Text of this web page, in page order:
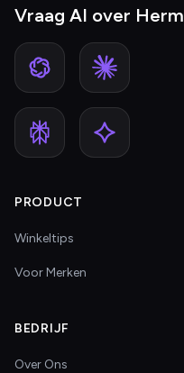
Vraag AI over Herm
PRODUCT
Winkeltips
Voor Merken
BEDRIJF
Over Ons